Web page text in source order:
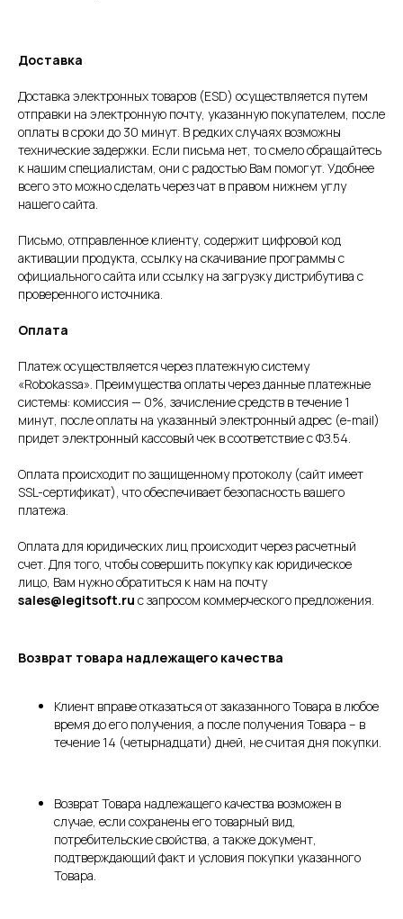
Доставка
Доставка электронных товаров (ESD) осуществляется путем
отправки на электронную почту, указанную покупателем, после
оплаты в сроки до 30 минут. В редких случаях возможны
технические задержки. Если письма нет, то смело обращайтесь
к нашим специалистам, они с радостью Вам помогут. Удобнее
всего это можно сделать через чат в правом нижнем углу
нашего сайта.
Письмо, отправленное клиенту, содержит цифровой код
активации продукта, ссылку на скачивание программы с
официального сайта или ссылку на загрузку дистрибутива с
проверенного источника.
Оплата
Платеж осуществляется через платежную систему
«Robokassa». Преимущества оплаты через данные платежные
системы: комиссия — 0%, зачисление средств в течение 1
минут, после оплаты на указанный электронный адрес (e-mail)
придет электронный кассовый чек в соответствие с ФЗ.54.
Оплата происходит по защищенному протоколу (сайт имеет
SSL-сертификат), что обеспечивает безопасность вашего
платежа.
Оплата для юридических лиц происходит через расчетный
счет. Для того, чтобы совершить покупку как юридическое
лицо, Вам нужно обратиться к нам на почту
sales@legitsoft.ru с запросом коммерческого предложения.
Возврат товара надлежащего качества
Клиент вправе отказаться от заказанного Товара в любое
время до его получения, а после получения Товара – в
течение 14 (четырнадцати) дней, не считая дня покупки.
Возврат Товара надлежащего качества возможен в
случае, если сохранены его товарный вид,
потребительские свойства, а также документ,
подтверждающий факт и условия покупки указанного
Товара.